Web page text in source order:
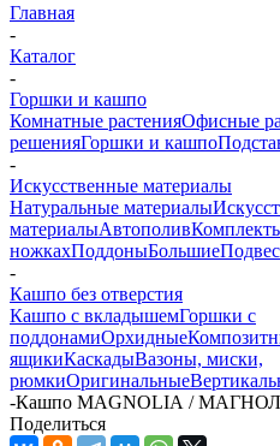
Главная
-
Каталог
-
Горшки и кашпо
Комнатные растенияОфисные
решенияГоршки и кашпо
-
Искусственные материалы
Натуральные материалы
материалыАвтополив
ножкахПоддоныБольшие
-
Кашпо без отверстия
Кашпо с вкладышемГоршки с
поддонамиОрхидные
ящикиКаскадыВазоны, миски,
рюмкиОригинальные
-Кашпо MAGNOLIА /
Поделиться